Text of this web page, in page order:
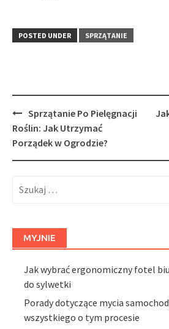
POSTED UNDER SPRZĄTANIE
Post
navigation
Sprzątanie Po Pielęgnacji
Roślin: Jak Utrzymać
Porządek w Ogrodzie?
MYJNIE
Jak wybrać ergonomiczny fotel
do sylwetki
Porady dotyczące mycia
wszystkiego o tym procesie